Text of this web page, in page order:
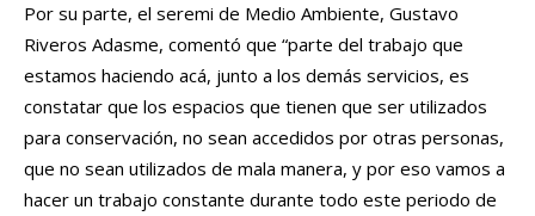
Por su parte, el seremi de Medio Ambiente, Gustavo
Riveros Adasme, comentó que “parte del trabajo que
estamos haciendo acá, junto a los demás servicios, es
constatar que los espacios que tienen que ser utilizados
para conservación, no sean accedidos por otras personas,
que no sean utilizados de mala manera, y por eso vamos a
hacer un trabajo constante durante todo este periodo de